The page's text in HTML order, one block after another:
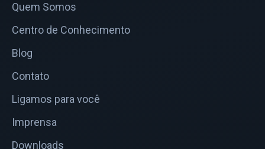
Quem Somos
Centro de Conhecimento
Blog
Contato
Ligamos para você
Imprensa
Downloads